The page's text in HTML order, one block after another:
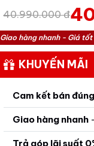
40.990.000 đ
Giao hàng nhanh - Giá
KHUYẾN MÃI
Cam kết bán
Giao hàng nhanh
Trả góp lãi suất